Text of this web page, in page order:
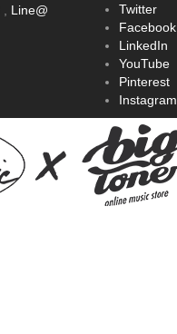
Line@
Twitter
Facebook
LinkedIn
YouTube
Pinterest
Instagram